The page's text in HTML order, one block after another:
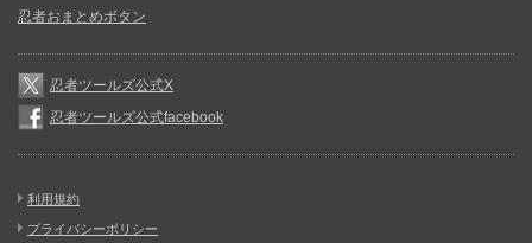
忍者おまとめボタン
忍者ツールズ公式X
忍者ツールズ公式facebook
利用規約
プライバシーポリシー